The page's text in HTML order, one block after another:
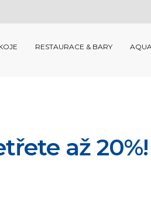
RESTAURACE & BARY
až 20%!